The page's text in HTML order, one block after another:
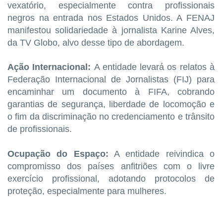
vexatório, especialmente contra profissionais
negros na entrada nos Estados Unidos. A FENAJ
manifestou solidariedade à jornalista Karine Alves,
da TV Globo, alvo desse tipo de abordagem.
Ação Internacional: A entidade levará os relatos à
Federação Internacional de Jornalistas (FIJ) para
encaminhar um documento à FIFA, cobrando
garantias de segurança, liberdade de locomoção e
o fim da discriminação no credenciamento e trânsito
de profissionais.
Ocupação do Espaço: A entidade reivindica o
compromisso dos países anfitriões com o livre
exercício profissional, adotando protocolos de
proteção, especialmente para mulheres.